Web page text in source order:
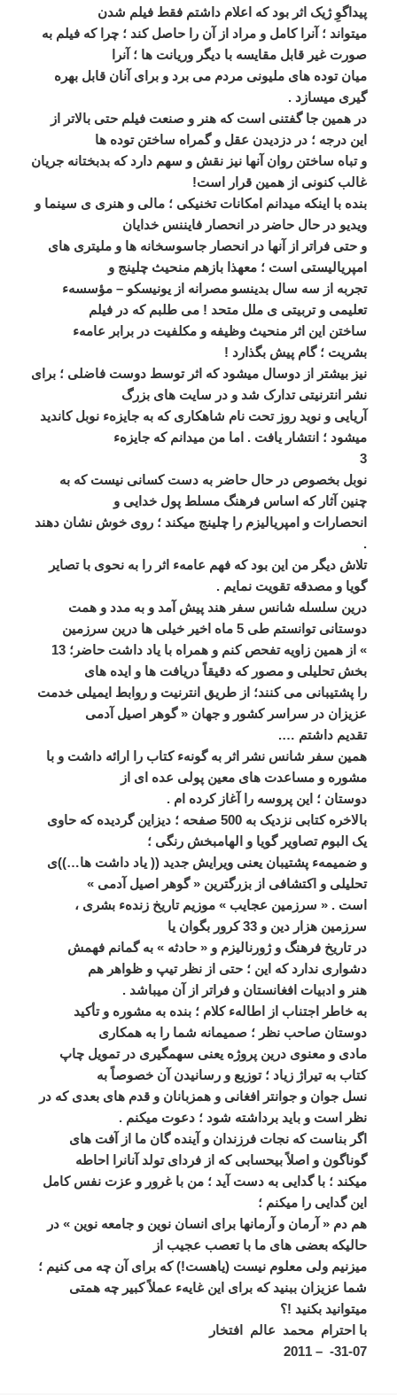
پيداگوِ ژيک اثر بود که اعلام داشتم فقط فيلم شدن
ميتواند ؛ آنرا کامل و مراد از آن را حاصل کند ؛ چرا که فيلم به
صورت غير قابل مقايسه با ديگر وريانت ھا ؛ آنرا
ميان توده ھای مليونی مردم می برد و برای آنان قابل بھره
گيری ميسازد .
در ھمين جا گفتنی است که ھنر و صنعت فيلم حتی بالاتر از
اين درجه ؛ در دزديدن عقل و گمراه ساختن توده ھا
و تباه ساختن روان آنھا نيز نقش و سھم دارد که بدبختانه جريان
غالب کنونی از ھمين قرار است!
بنده با اينکه ميدانم امکانات تخنيکی ؛ مالی و ھنری ی سينما و
ويديو در حال حاضر در انحصار فايننس خدايان
و حتی فراتر از آنھا در انحصار جاسوسخانه ھا و مليتری ھای
امپرياليستی است ؛ معھذا بازھم منحيث چلينج و
تجربه از سه سال بدينسو مصرانه از يونيسکو – مؤسسهء
تعليمی و تربيتی ی ملل متحد ! می طلبم که در فيلم
ساختن اين اثر منحيث وظيفه و مکلفيت در برابر عامهء
بشريت ؛ گام پيش بگذارد !
نيز بيشتر از دوسال ميشود که اثر توسط دوست فاضلی ؛ برای
نشر انترنيتی تدارک شد و در سايت ھای بزرگ
آريايی و نويد روز تحت نام شاھکاری که به جايزهء نوبل کانديد
ميشود ؛ انتشار يافت . اما من ميدانم که جايزهء
3
نوبل بخصوص در حال حاضر به دست کسانی نيست که به
چنين آثار که اساس فرھنگ مسلط پول خدايی و
انحصارات و امپرياليزم را چلينج ميکند ؛ روی خوش نشان دھند
.
تلاش ديگر من اين بود که فھم عامهء اثر را به نحوی با تصاير
گويا و مصدقه تقويت نمايم .
درين سلسله شانس سفر ھند پيش آمد و به مدد و ھمت
دوستانی توانستم طی 5 ماه اخير خيلی ھا درين سرزمين
» از ھمين زاويه تفحص کنم و ھمراه با ياد داشت حاضر؛ 13
بخش تحليلی و مصور که دقيقاً دريافت ھا و ايده ھای
را پشتيبانی می کنند؛ از طريق انترنيت و روابط ايميلی خدمت
عزيزان در سراسر کشور و جھان « گوھر اصيل آدمی
تقديم داشتم ….
ھمين سفر شانس نشر اثر به گونهء کتاب را ارائه داشت و با
مشوره و مساعدت ھای معين پولی عده ای از
دوستان ؛ اين پروسه را آغاز کرده ام .
بالاخره کتابی نزديک به 500 صفحه ؛ ديزاين گرديده که حاوی
يک البوم تصاوير گويا و الھامبخش رنگی ؛
و ضميمهء پشتيبان يعنی ويرايش جديد (( ياد داشت ھا…))ی
تحليلی و اکتشافی از بزرگترين « گوھر اصيل آدمی »
است . « سرزمين عجايب » موزيم تاريخ زندهء بشری ،
سرزمين ھزار دين و 33 کرور بگوان يا
در تاريخ فرھنگ و ژورناليزم و « حادثه » به گمانم فھمش
دشواری ندارد که اين ؛ حتی از نظر تيپ و ظواھر ھم
ھنر و ادبيات افغانستان و فراتر از آن ميباشد .
به خاطر اجتناب از اطالهء کلام ؛ بنده به مشوره و تأکيد
دوستان صاحب نظر ؛ صميمانه شما را به ھمکاری
مادی و معنوی درين پروژه يعنی سھمگيری در تمويل چاپ
کتاب به تيراژ زياد ؛ توزيع و رسانيدن آن خصوصاً به
نسل جوان و جوانتر افغانی و ھمزبانان و قدم ھای بعدی که در
نظر است و بايد برداشته شود ؛ دعوت ميکنم .
اگر بناست که نجات فرزندان و آينده گان ما از آفت ھای
گوناگون و اصلاً بيحسابی که از فردای تولد آنانرا احاطه
ميکند ؛ با گدايی به دست آيد ؛ من با غرور و عزت نفس کامل
اين گدايی را ميکنم ؛
ھم دم « آرمان و آرمانھا برای انسان نوين و جامعه نوين » در
حاليکه بعضی ھای ما با تعصب عجيب از
ميزنيم ولی معلوم نيست (ياھست!) که برای آن چه می کنيم ؛
شما عزيزان ببنيد که برای اين غايهء عملاً کبير چه ھمتی
ميتوانيد بکنيد !؟
با احترام محمد عالم افتخار
31-07- – 2011